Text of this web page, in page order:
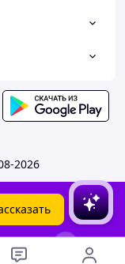
2026